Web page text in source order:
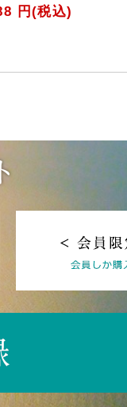
円(税込)